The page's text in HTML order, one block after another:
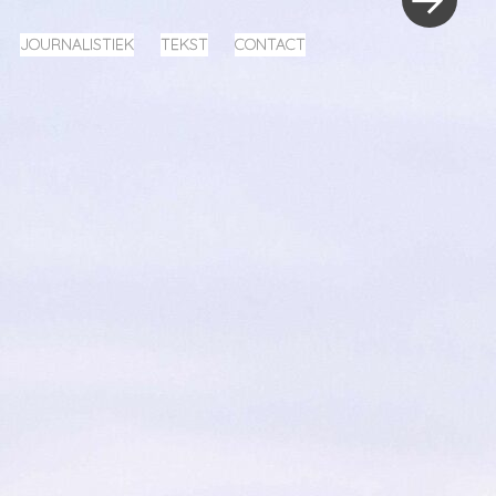
JOURNALISTIEK TEKST CONTACT